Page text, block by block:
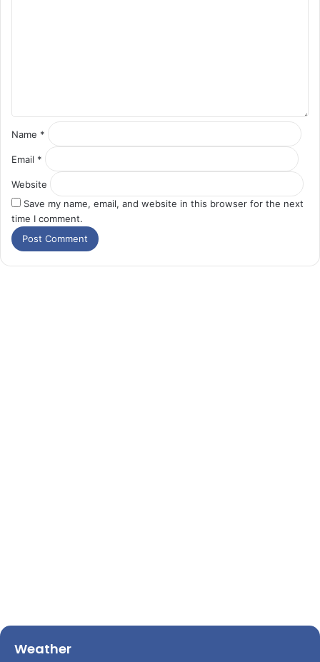
Name *
Email *
Website
Save my name, email, and website in this browser for the next
time I comment.
Weather